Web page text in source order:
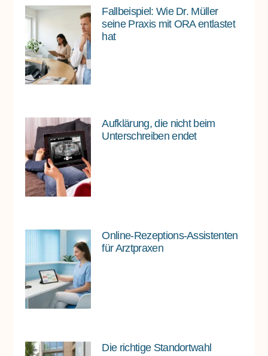
Fallbeispiel: Wie Dr. Müller
seine Praxis mit ORA entlastet
hat
Aufklärung, die nicht beim
Unterschreiben endet
Online-Rezeptions-Assistenten
für Arztpraxen
Die richtige Standortwahl